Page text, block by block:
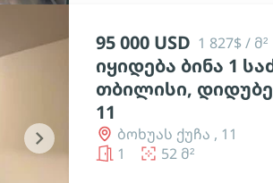
chevron_right
95 000 USD 1 827$ / მ²
იყიდება ბინა 1
თბილისი,
11
ბოხუას ქუჩა , 11
1
52 მ²